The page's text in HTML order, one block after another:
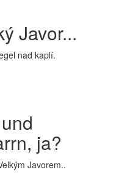
Javor...
nad kaplí.
ja?
Javorem..